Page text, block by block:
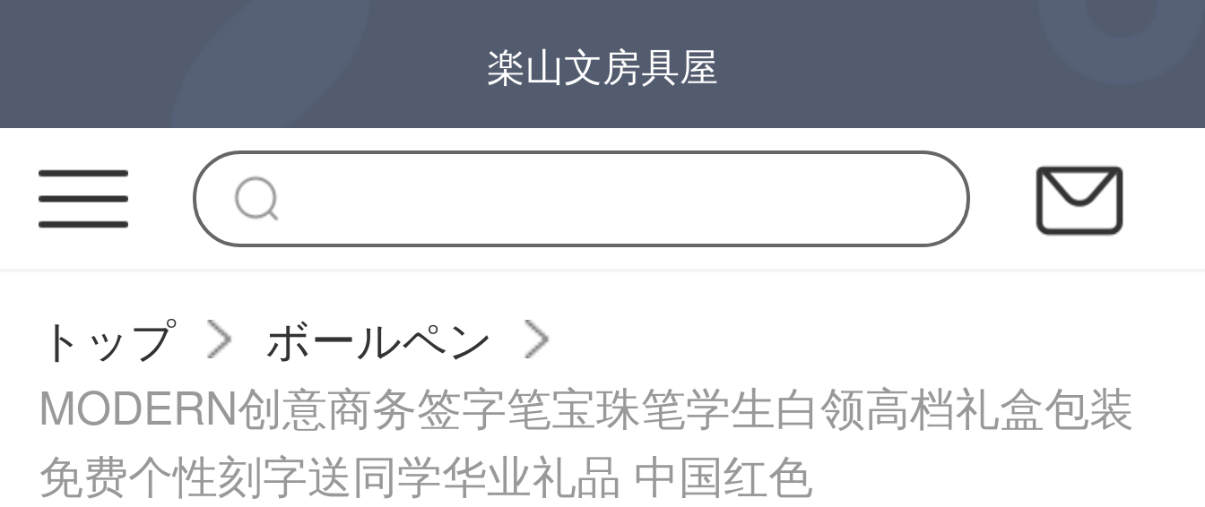
楽山文房具屋
トップ
ボールペン
MODERN创意商务签字笔宝珠笔学生白领高档礼盒包装
免费个性刻字送同学华业礼品 中国红色